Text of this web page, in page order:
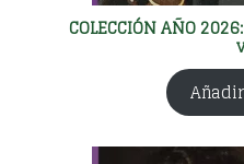
COLECCIÓN AÑO